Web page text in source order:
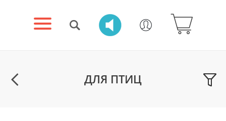
ДЛЯ ПТИЦ